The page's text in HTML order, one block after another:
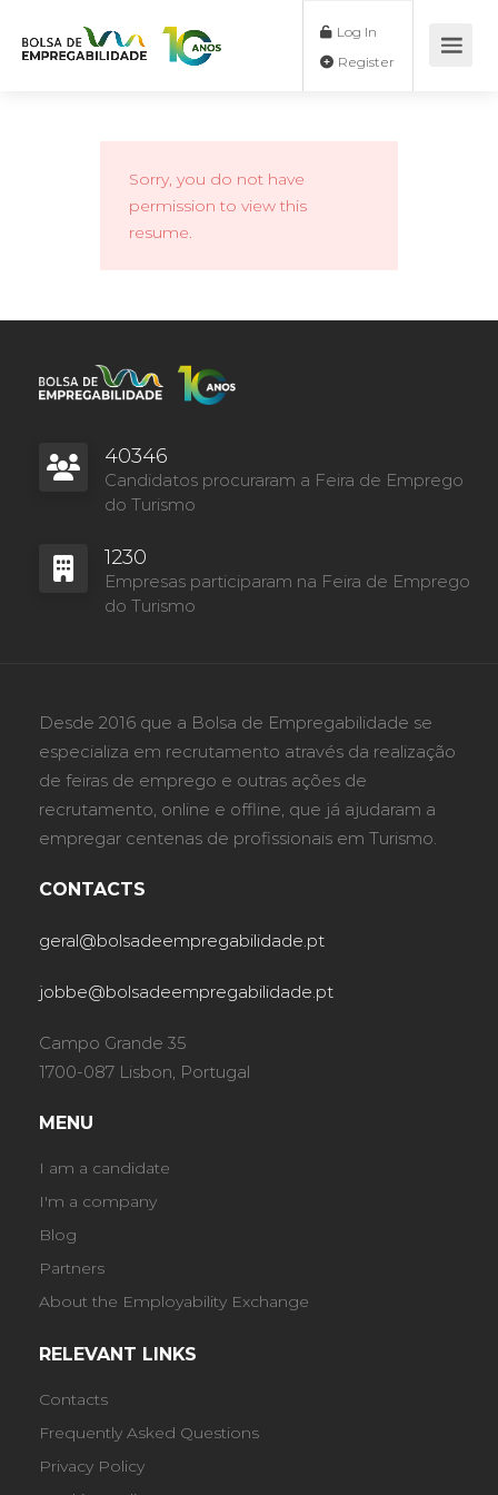
Log In
Sorry, you do not have
permission to view this
resume.
40346
Candidatos procuraram a Feira de Emprego
do Turismo
1230
Empresas participaram na Feira de Emprego
do Turismo
Desde 2016 que a Bolsa de Empregabilidade se
especializa em recrutamento através da realização
de feiras de emprego e outras ações de
recrutamento, online e offline, que já ajudaram a
empregar centenas de profissionais em Turismo.
CONTACTS
geral@bolsadeempregabilidade.pt
jobbe@bolsadeempregabilidade.pt
Campo Grande 35
1700-087 Lisbon, Portugal
MENU
I am a candidate
I'm a company
Blog
Partners
About the Employability Exchange
RELEVANT LINKS
Contacts
Frequently Asked Questions
Privacy Policy